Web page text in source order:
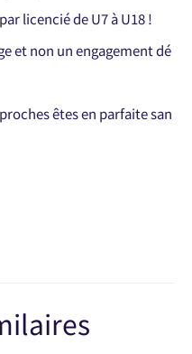
licencié de U7 à U18 !
et non un engagement dé
êtes en parfaite san